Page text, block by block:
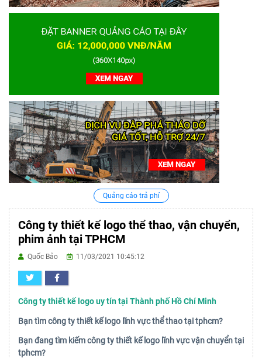
Quảng cáo trả phí
Công ty thiết kế logo thể thao, vận chuyển,
phim ảnh tại TPHCM
Quốc Bảo 11/03/2021 10:45:12
Công ty thiết kế logo uy tín tại Thành phố Hồ Chí Minh
Bạn tìm công ty thiết kế logo lĩnh vực thể thao tại tphcm?
Bạn đang tìm kiếm công ty thiết kế logo lĩnh vực vận chuyển tại
tphcm?